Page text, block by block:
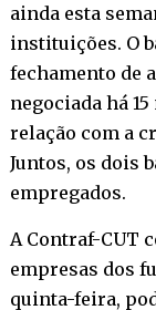
ainda esta
instituições. O
fechamento de
negociada há
relação com a
Juntos, os dois
empregados.
A Contraf-CUT
empresas dos
quinta-feira,